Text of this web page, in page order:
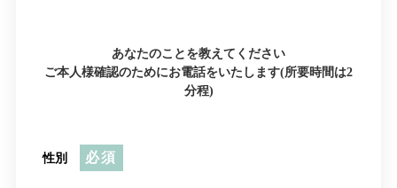
あなたのことを教えてください
ご本人様確認のためにお電話をいたします(所要時間は2
分程)
性別 必須